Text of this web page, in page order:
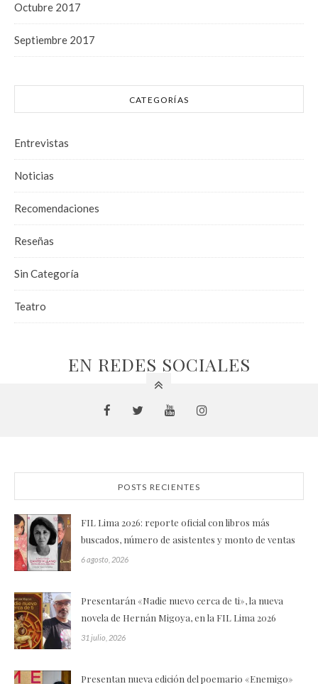
Octubre 2017
Septiembre 2017
CATEGORÍAS
Entrevistas
Noticias
Recomendaciones
Reseñas
Sin Categoría
Teatro
EN REDES SOCIALES
POSTS RECIENTES
FIL Lima 2026: reporte oficial con libros más
buscados, número de asistentes y monto de ventas
6 agosto, 2026
Presentarán «Nadie nuevo cerca de ti», la nueva
novela de Hernán Migoya, en la FIL Lima 2026
31 julio, 2026
Presentan nueva edición del poemario «Enemigo»